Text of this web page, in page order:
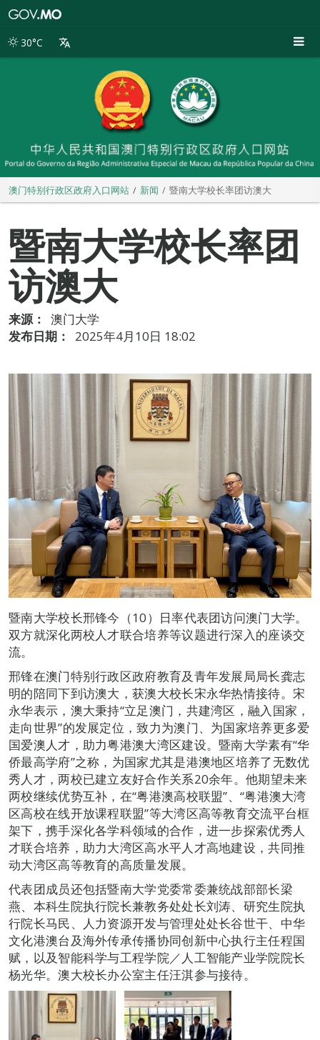
别
30°C
澳门特别行政区政府入口网站 新闻 暨南大学校长率团访澳大
暨南大学校长率团
访澳大
来源：
澳门大学
发布日期：
2025年4月10日 18:02
暨南大学校长邢锋今（10）日率代表团访问澳门大学。
双方就深化两校人才联合培养等议题进行深入的座谈交
流。
邢锋在澳门特别行政区政府教育及青年发展局局长龚志
明的陪同下到访澳大，获澳大校长宋永华热情接待。宋
永华表示，澳大秉持“立足澳门，共建湾区，融入国家，
走向世界”的发展定位，致力为澳门、为国家培养更多爱
国爱澳人才，助力粤港澳大湾区建设。暨南大学素有“华
侨最高学府”之称，为国家尤其是港澳地区培养了无数优
秀人才，两校已建立友好合作关系20余年。他期望未来
两校继续优势互补，在“粤港澳高校联盟”、“粤港澳大湾
区高校在线开放课程联盟”等大湾区高等教育交流平台框
架下，携手深化各学科领域的合作，进一步探索优秀人
才联合培养，助力大湾区高水平人才高地建设，共同推
动大湾区高等教育的高质量发展。
代表团成员还包括暨南大学党委常委兼统战部部长梁
燕、本科生院执行院长兼教务处处长刘涛、研究生院执
行院长马民、人力资源开发与管理处处长谷世干、中华
文化港澳台及海外传承传播协同创新中心执行主任程国
赋，以及智能科学与工程学院／人工智能产业学院院长
杨光华。澳大校长办公室主任汪淇参与接待。